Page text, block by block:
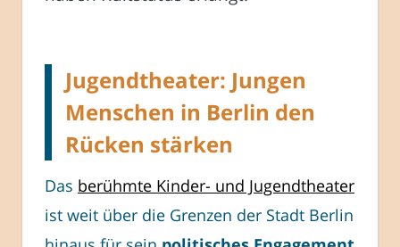
Jugendtheater: Jungen
Menschen in Berlin den
Rücken stärken
Das berühmte Kinder- und Jugendtheater
ist weit über die Grenzen der Stadt Berlin